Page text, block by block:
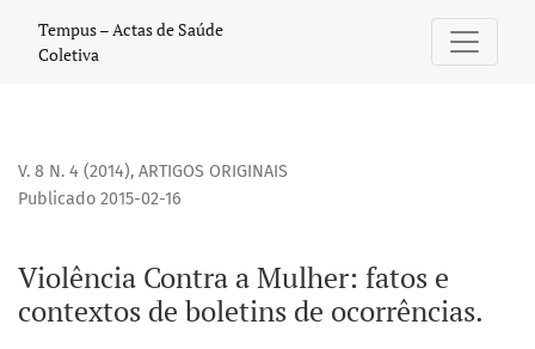
Violência Contra a Mulher: fatos e contextos de boletins
Tempus – Actas de Saúde
Coletiva
V. 8 N. 4 (2014), ARTIGOS ORIGINAIS
Violência Contra a Mulher: fatos e
contextos de boletins de ocorrências.
Publicado 2015-02-16